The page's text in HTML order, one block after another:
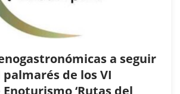
a seguir
palmarés de los VI
‘Rutas del